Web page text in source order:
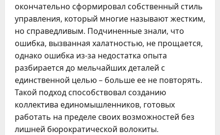
окончательно сформировал собственный стиль
управления, который многие называют жестким,
но справедливым. Подчиненные знали, что
ошибка, вызванная халатностью, не прощается,
однако ошибка из-за недостатка опыта
разбирается до мельчайших деталей с
единственной целью – больше ее не повторять.
Такой подход способствовал созданию
коллектива единомышленников, готовых
работать на пределе своих возможностей без
лишней бюрократической волокиты.